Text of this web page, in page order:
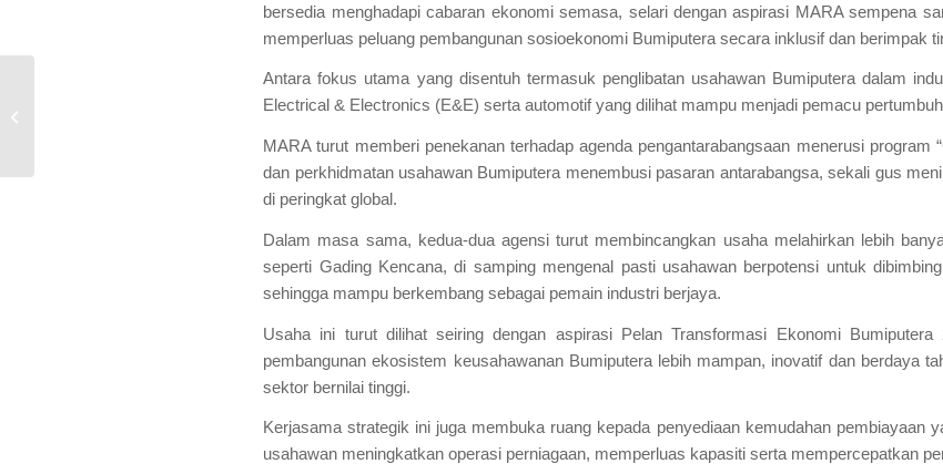
bersedia menghadapi cabaran ekonomi semasa, selari dengan aspirasi MARA sempena
memperluas peluang pembangunan sosioekonomi Bumiputera secara inklusif dan berimpak
Antara fokus utama yang disentuh termasuk penglibatan usahawan Bumiputera dalam
Electrical & Electronics (E&E) serta automotif yang dilihat mampu menjadi pemacu
MARA turut memberi penekanan terhadap agenda pengantarabangsaan menerusi program
dan perkhidmatan usahawan Bumiputera menembusi pasaran antarabangsa, sekali gus
di peringkat global.
Dalam masa sama, kedua-dua agensi turut membincangkan usaha melahirkan lebih
seperti Gading Kencana, di samping mengenal pasti usahawan berpotensi untuk
sehingga mampu berkembang sebagai pemain industri berjaya.
Usaha ini turut dilihat seiring dengan aspirasi Pelan Transformasi Ekonomi
pembangunan ekosistem keusahawanan Bumiputera lebih mampan, inovatif dan berdaya
sektor bernilai tinggi.
Kerjasama strategik ini juga membuka ruang kepada penyediaan kemudahan pembiayaan
usahawan meningkatkan operasi perniagaan, memperluas kapasiti serta mempercepatkan